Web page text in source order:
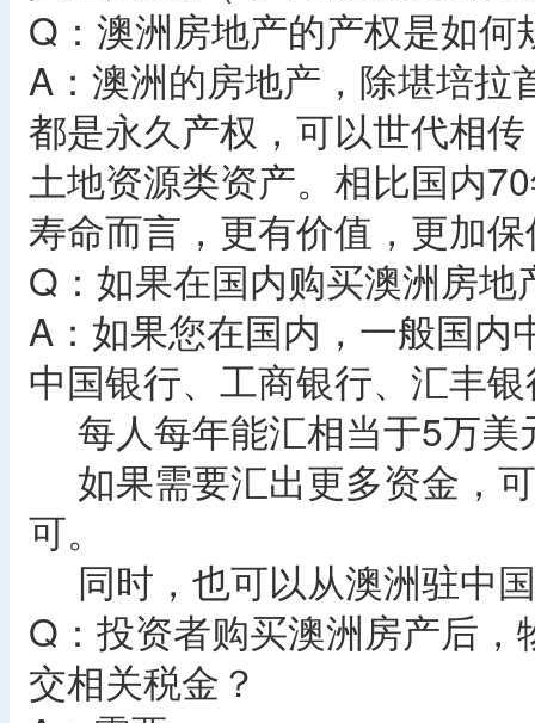
Q：澳洲房地产的产权是如何
A：澳洲的房地产，除堪培拉
都是永久产权，可以世代相
土地资源类资产。相比国内
寿命而言，更有价值，更加
Q：如果在国内购买澳洲房
A：如果您在国内，一般国内
中国银行、工商银行、汇丰
每人每年能汇相当于5万美
如果需要汇出更多资金，
可。
同时，也可以从澳洲驻中
Q：投资者购买澳洲房产后
交相关税金？